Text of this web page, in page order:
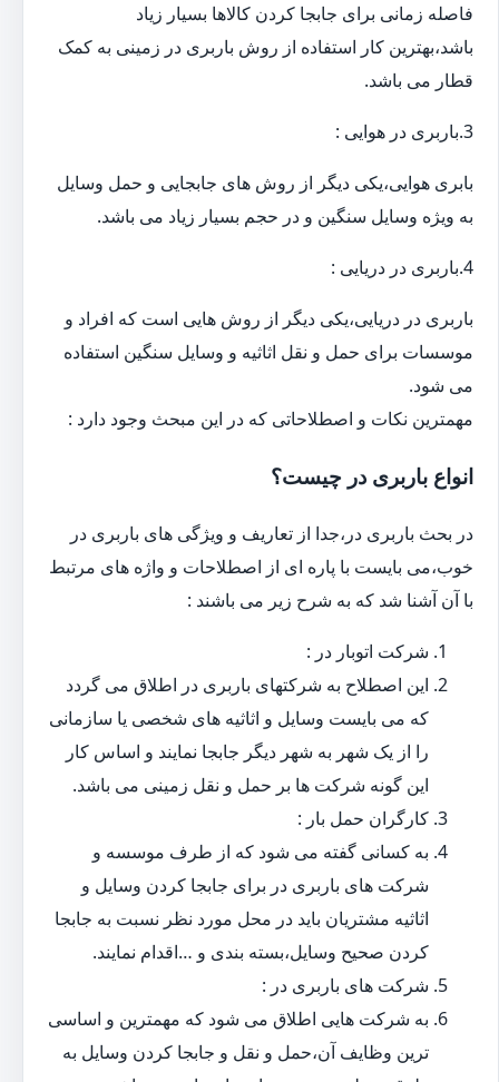
فاصله زمانی برای جابجا کردن کالاها بسیار زیاد
باشد،بهترین کار استفاده از روش باربری در زمینی به کمک
قطار می باشد.
3.باربری در هوایی :
بابری هوایی،یکی دیگر از روش های جابجایی و حمل وسایل
به ویژه وسایل سنگین و در حجم بسیار زیاد می باشد.
4.باربری در دریایی :
باربری در دریایی،یکی دیگر از روش هایی است که افراد و
موسسات برای حمل و نقل اثاثیه و وسایل سنگین استفاده
می شود.
مهمترین نکات و اصطلاحاتی که در این مبحث وجود دارد :
انواع باربری در چیست؟
در بحث باربری در،جدا از تعاریف و ویژگی های باربری در
خوب،می بایست با پاره ای از اصطلاحات و واژه های مرتبط
با آن آشنا شد که به شرح زیر می باشند :
شرکت اتوبار در :
این اصطلاح به شرکتهای باربری در اطلاق می گردد
که می بایست وسایل و اثاثیه های شخصی یا سازمانی
را از یک شهر به شهر دیگر جابجا نمایند و اساس کار
این گونه شرکت ها بر حمل و نقل زمینی می باشد.
کارگران حمل بار :
به کسانی گفته می شود که از طرف موسسه و
شرکت های باربری در برای جابجا کردن وسایل و
اثاثیه مشتریان باید در محل مورد نظر نسبت به جابجا
کردن صحیح وسایل،بسته بندی و …اقدام نمایند.
شرکت های باربری در :
به شرکت هایی اطلاق می شود که مهمترین و اساسی
ترین وظایف آن،حمل و نقل و جابجا کردن وسایل به